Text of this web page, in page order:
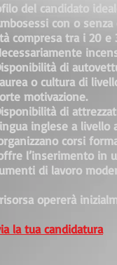
del candidato
con o
compresa tra i 20 e
di
o cultura di
motivazione.
di
inglese a livello
corsi
l’inserimento in
di lavoro
opererà
la tua candidatura